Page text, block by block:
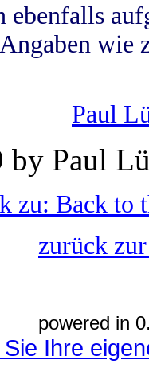
wie
Paul
Paul
zu: Back to
zurück
powered in
Ihre